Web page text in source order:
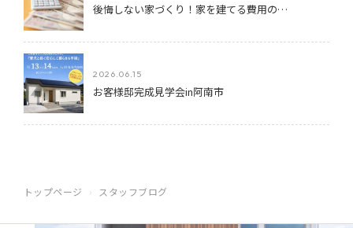
後悔しない家づくり！家を建てる費用の…
2026.06.15
お客様邸完成見学会in阿南市
トップページ スタッフブログ